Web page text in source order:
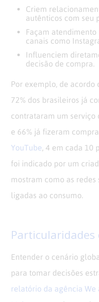
Criem
autênticos com seu
Façam
canais como
Influenciem
decisão de compra.
Por exemplo, de acordo
72% dos brasileiros já
contrataram um serviço
e 66% já fizeram
YouTube , 4 em cada
foi indicado por um
mostram como as
ligadas ao consumo.
Particularidades
Entender o cenário
para tomar decisões
relatório da agência We